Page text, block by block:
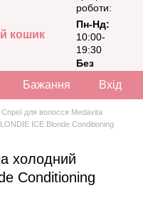
кошик
роботи:
Пн-Нд:
10:00-
19:30
Без
Бажання Вхід
Спреї для волосся Medavita
ICE Blonde Conditioning
холодний
Conditioning